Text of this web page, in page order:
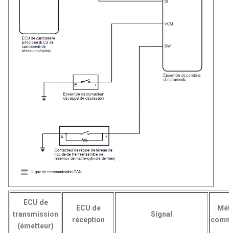
ECU de
transmission
(émetteur)
ECU de
réception
Signal